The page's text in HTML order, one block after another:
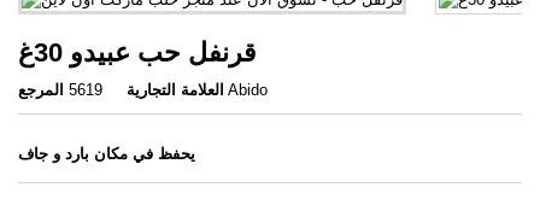
قرنفل حب عبيدو 30غ
المرجع 5619 العلامة التجارية Abido
يحفظ في مكان بارد و جاف